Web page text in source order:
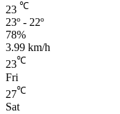
23 ℃
23º - 22º
78%
3.99 km/h
23℃
Fri
27℃
Sat